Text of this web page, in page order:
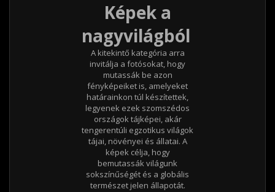
Képek a
nagyvilágból
A kitekintő kategória arra
invitálja a fotósokat, hogy
mutassák be azon
fényképeiket is, amelyeket
határainkon túl készítettek,
legyenek ezek szomszédos
országok tájképei, akár
tengerentúli egzotikus világok
tájai, növényei és állatai. A
képek célja, hogy
bemutassák világunk
sokszínűségét és a globális
természet jelen állapotát.